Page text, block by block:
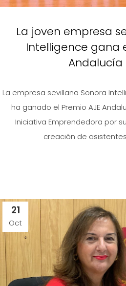
La joven empresa
Intelligence gana
Andalucía
La empresa sevillana Sonora
ha ganado el Premio AJE
Iniciativa Emprendedora por
creación de
21
Oct